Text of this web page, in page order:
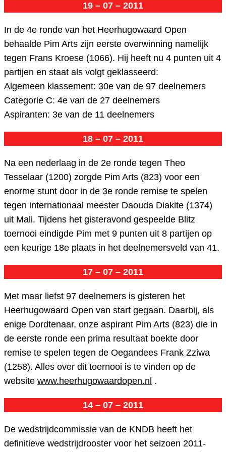
19 – 07 – 2011
In de 4e ronde van het Heerhugowaard Open
behaalde Pim Arts zijn eerste overwinning namelijk
tegen Frans Kroese (1066). Hij heeft nu 4 punten uit 4
partijen en staat als volgt geklasseerd:
Algemeen klassement: 30e van de 97 deelnemers
Categorie C: 4e van de 27 deelnemers
Aspiranten: 3e van de 11 deelnemers
18 – 07 – 2011
Na een nederlaag in de 2e ronde tegen Theo
Tesselaar (1200) zorgde Pim Arts (823) voor een
enorme stunt door in de 3e ronde remise te spelen
tegen internationaal meester Daouda Diakite (1374)
uit Mali. Tijdens het gisteravond gespeelde Blitz
toernooi eindigde Pim met 9 punten uit 8 partijen op
een keurige 18e plaats in het deelnemersveld van 41.
17 – 07 – 2011
Met maar liefst 97 deelnemers is gisteren het
Heerhugowaard Open van start gegaan. Daarbij, als
enige Dordtenaar, onze aspirant Pim Arts (823) die in
de eerste ronde een prima resultaat boekte door
remise te spelen tegen de Oegandees Frank Zziwa
(1258). Alles over dit toernooi is te vinden op de
website www.heerhugowaardopen.nl .
14 – 07 – 2011
De wedstrijdcommissie van de KNDB heeft het
definitieve wedstrijdrooster voor het seizoen 2011-